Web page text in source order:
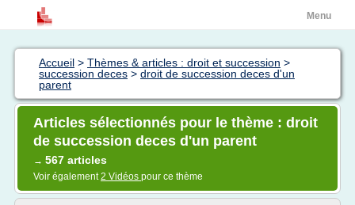
Menu
Accueil > Thèmes & articles : droit et succession >
succession deces > droit de succession deces d'un
parent
Articles sélectionnés pour le thème : droit
de succession deces d'un parent
→ 567 articles
Voir également2 Vidéos pour ce thème